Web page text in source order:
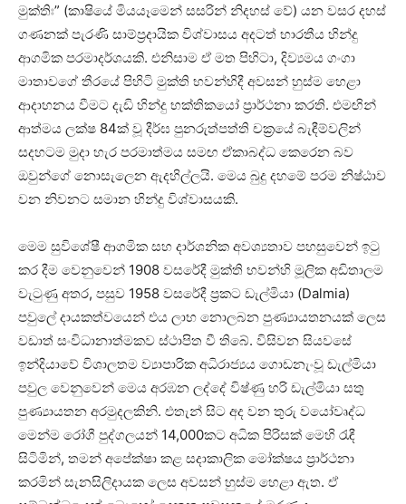
මුක්තිඃ” (කාෂියේ මියයෑමෙන් සසරින් නිදහස් වේ) යන වසර දහස්
ගණනක් පැරණි සාම්ප්‍රදායික විශ්වාසය අදටත් භාරතීය හින්දු
ආගමික පරමාදර්ශයකි. එනිසාම ඒ මත පිහිටා, දිව්‍යමය ගංගා
මාතාවගේ තීරයේ පිහිටි මුක්ති භවන්හිදී අවසන් හුස්ම හෙළා
ආදාහනය වීමට දැඩි හින්දු භක්තිකයෝ ප්‍රාර්ථනා කරති. එමඟින්
ආත්මය ලක්ෂ 84ක් වූ දීර්ඝ පුනරුත්පත්ති චක්‍රයේ බැඳීම්වලින්
සදහටම මුදා හැර පරමාත්මය සමඟ ඒකාබද්ධ කෙරෙන බව
ඔවුන්ගේ නොසැලෙන ඇදහිල්ලයි. මෙය බුදු දහමේ පරම නිෂ්ඨාව
වන නිවනට සමාන හින්දු විශ්වාසයකි.
මෙම සුවිශේෂී ආගමික සහ දාර්ශනික අවශ්‍යතාව පහසුවෙන් ඉටු
කර දීම වෙනුවෙන් 1908 වසරේදී මුක්ති භවන්හි මූලික අඩිතාලම
වැටුණු අතර, පසුව 1958 වසරේදී ප්‍රකට ඩැල්මියා (Dalmia)
පවුලේ දායකත්වයෙන් එය ලාභ නොලබන පුණ්‍යායතනයක් ලෙස
වඩාත් සංවිධානාත්මකව ස්ථාපිත වී තිබේ. විසිවන සියවසේ
ඉන්දියාවේ විශාලතම ව්‍යාපාරික අධිරාජ්‍යය ගොඩනැංවූ ඩැල්මියා
පවුල වෙනුවෙන් මෙය අරඹන ලද්දේ විෂ්ණු හරි ඩැල්මියා සතු
පුණ්‍යායතන අරමුදලකිනි. එතැන් සිට අද වන තුරු වයෝවෘද්ධ
මෙන්ම රෝගී පුද්ගලයන් 14,000කට අධික පිරිසක් මෙහි රැඳී
සිටිමින්, තමන් අපේක්ෂා කළ සදාකාලික මෝක්ෂය ප්‍රාර්ථනා
කරමින් සැනසිලිදායක ලෙස අවසන් හුස්ම හෙළා ඇත. ඒ